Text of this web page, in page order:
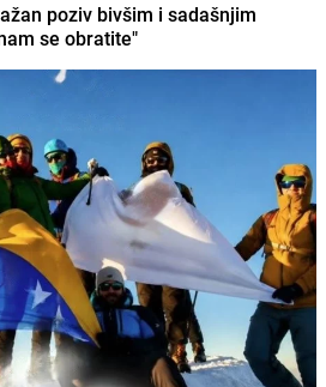
poziv bivšim i sadašnjim
se obratite"